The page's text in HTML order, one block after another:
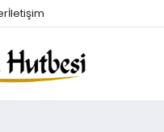
İletişim